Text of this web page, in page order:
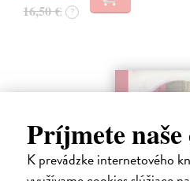
Príjmete naše
K prevádzke internetového
16,50 € ?